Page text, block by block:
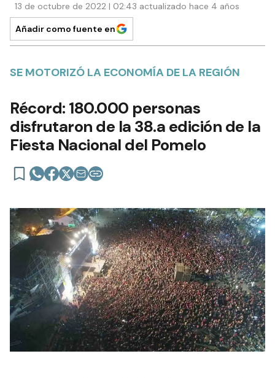
13 de octubre de 2022 | 02:43 actualizado hace 4 años
Añadir como fuente en
SE MOTORIZÓ LA ECONOMÍA DE LA REGIÓN
Récord: 180.000 personas
disfrutaron de la 38.a edición de la
Fiesta Nacional del Pomelo